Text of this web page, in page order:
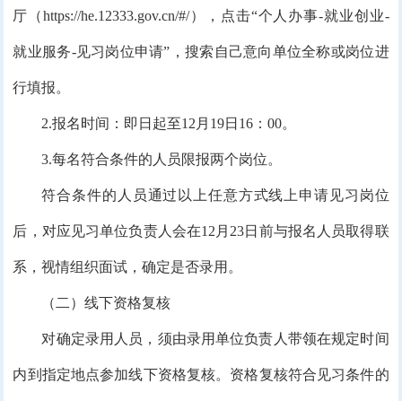
厅（https://he.12333.gov.cn/#/），点击“个人办事-就业创业-
就业服务-见习岗位申请”，搜索自己意向单位全称或岗位进
行填报。
2.报名时间：即日起至12月19日16：00。
3.每名符合条件的人员限报两个岗位。
符合条件的人员通过以上任意方式线上申请见习岗位
后，对应见习单位负责人会在12月23日前与报名人员取得联
系，视情组织面试，确定是否录用。
（二）线下资格复核
对确定录用人员，须由录用单位负责人带领在规定时间
内到指定地点参加线下资格复核。资格复核符合见习条件的